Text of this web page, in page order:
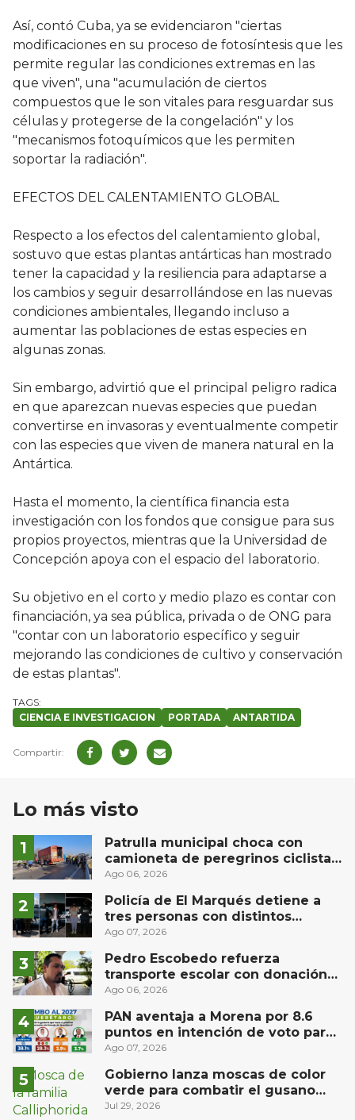
Así, contó Cuba, ya se evidenciaron "ciertas
modificaciones en su proceso de fotosíntesis que les
permite regular las condiciones extremas en las
que viven", una "acumulación de ciertos
compuestos que le son vitales para resguardar sus
células y protegerse de la congelación" y los
"mecanismos fotoquímicos que les permiten
soportar la radiación".
EFECTOS DEL CALENTAMIENTO GLOBAL
Respecto a los efectos del calentamiento global,
sostuvo que estas plantas antárticas han mostrado
tener la capacidad y la resiliencia para adaptarse a
los cambios y seguir desarrollándose en las nuevas
condiciones ambientales, llegando incluso a
aumentar las poblaciones de estas especies en
algunas zonas.
Sin embargo, advirtió que el principal peligro radica
en que aparezcan nuevas especies que puedan
convertirse en invasoras y eventualmente competir
con las especies que viven de manera natural en la
Antártica.
Hasta el momento, la científica financia esta
investigación con los fondos que consigue para sus
propios proyectos, mientras que la Universidad de
Concepción apoya con el espacio del laboratorio.
Su objetivo en el corto y medio plazo es contar con
financiación, ya sea pública, privada o de ONG para
"contar con un laboratorio específico y seguir
mejorando las condiciones de cultivo y conservación
de estas plantas".
CIENCIA E INVESTIGACION PORTADA ANTARTIDA
Lo más visto
Patrulla municipal choca con
camioneta de peregrinos ciclistas
en la autopista México-Querétaro
Ago 06, 2026
Policía de El Marqués detiene a
tres personas con distintos
narcóticos
Ago 07, 2026
Pedro Escobedo refuerza
transporte escolar con donación
de camión de Flecha Amarilla para
Ago 06, 2026
PAN aventaja a Morena por 8.6
puntos en intención de voto para
gubernatura de Querétaro, según
Ago 07, 2026
Gobierno lanza moscas de color
verde para combatir el gusano
barrenador: no las mates
Jul 29, 2026